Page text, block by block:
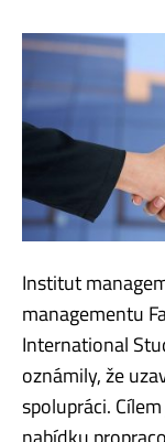
Institut
managementu
International
oznámily, že
spolupráci.